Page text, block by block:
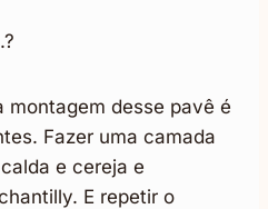
montagem desse pavê é
Fazer uma camada
e cereja e
E repetir o